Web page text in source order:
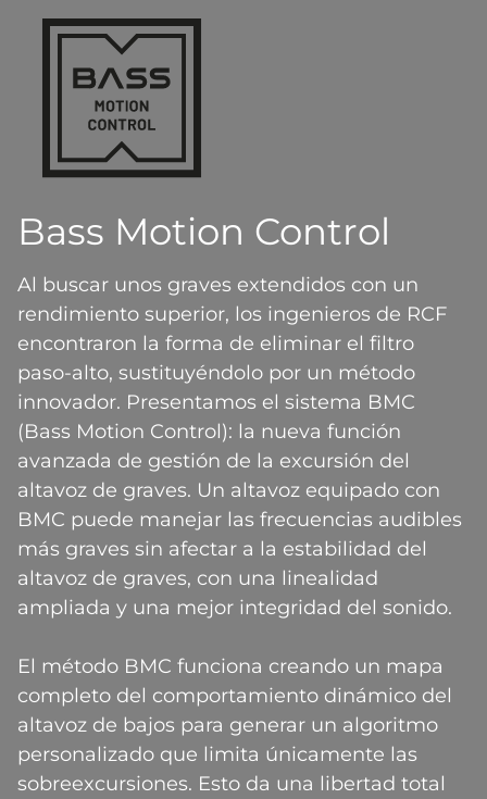
Bass Motion Control
Al buscar unos graves extendidos con un
rendimiento superior, los ingenieros de RCF
encontraron la forma de eliminar el filtro
paso-alto, sustituyéndolo por un método
innovador. Presentamos el sistema BMC
(Bass Motion Control): la nueva función
avanzada de gestión de la excursión del
altavoz de graves. Un altavoz equipado con
BMC puede manejar las frecuencias audibles
más graves sin afectar a la estabilidad del
altavoz de graves, con una linealidad
ampliada y una mejor integridad del sonido.
El método BMC funciona creando un mapa
completo del comportamiento dinámico del
altavoz de bajos para generar un algoritmo
personalizado que limita únicamente las
sobreexcursiones. Esto da una libertad total